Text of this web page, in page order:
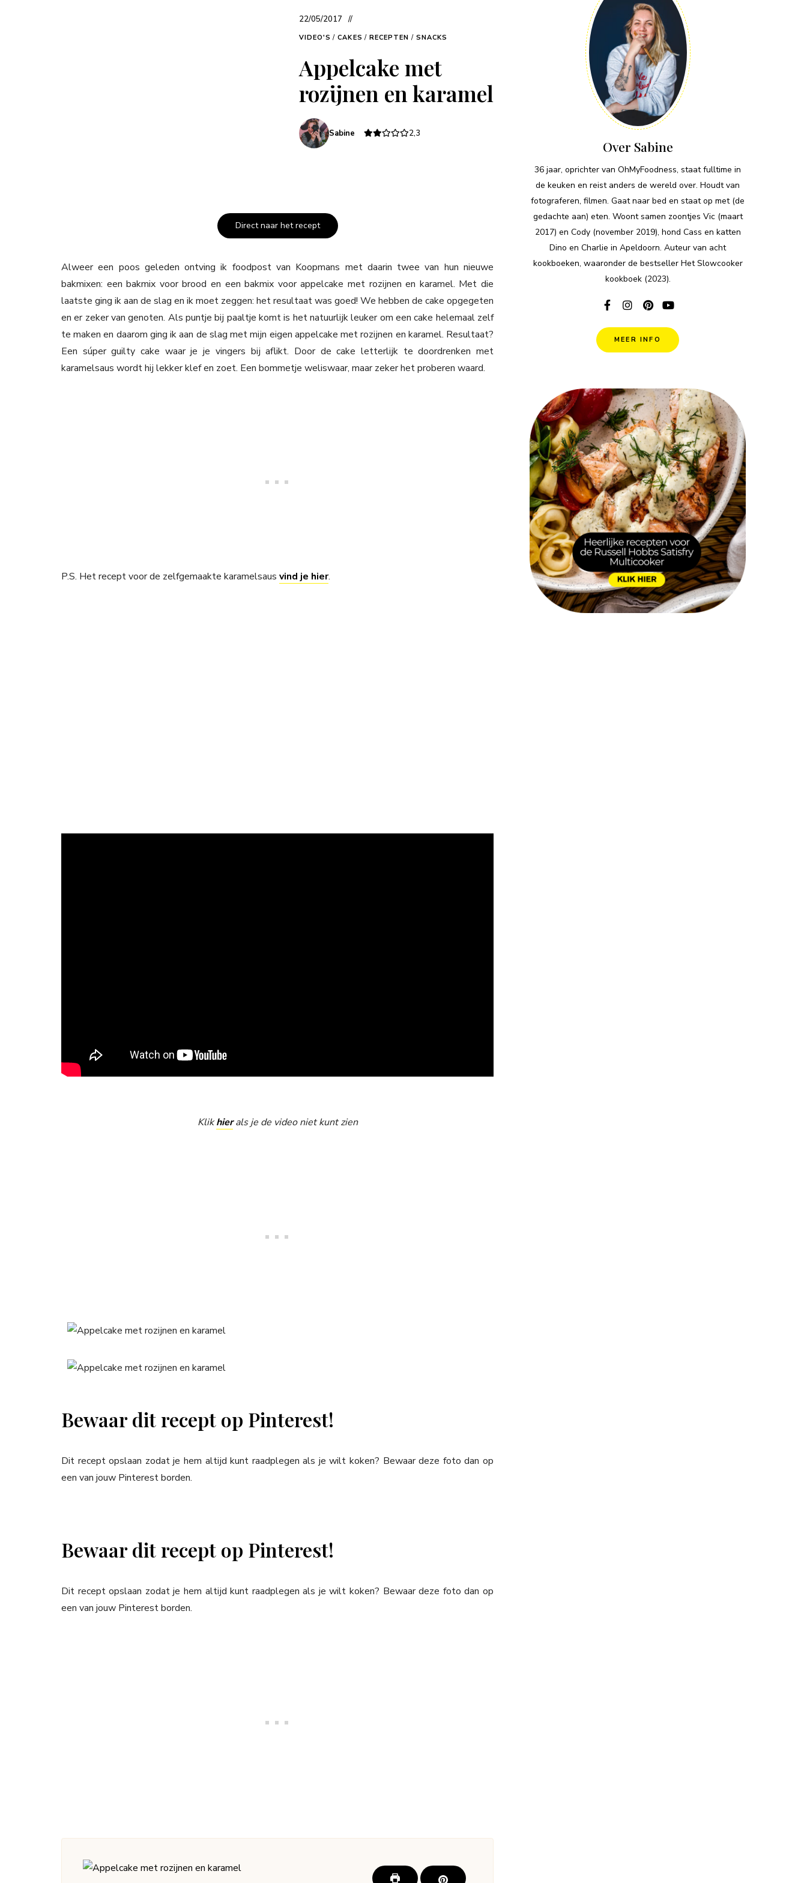
22/05/2017
VIDEO'S / CAKES / RECEPTEN / SNACKS
Appelcake met
rozijnen en karamel
Sabine 2,3
Direct naar het recept
Alweer een poos geleden ontving ik foodpost van Koopmans met daarin twee van hun nieuwe
bakmixen: een bakmix voor brood en een bakmix voor appelcake met rozijnen en karamel. Met die
laatste ging ik aan de slag en ik moet zeggen: het resultaat was goed! We hebben de cake opgegeten
en er zeker van genoten. Als puntje bij paaltje komt is het natuurlijk leuker om een cake helemaal zelf
te maken en daarom ging ik aan de slag met mijn eigen appelcake met rozijnen en karamel. Resultaat?
Een súper guilty cake waar je je vingers bij aflikt. Door de cake letterlijk te doordrenken met
karamelsaus wordt hij lekker klef en zoet. Een bommetje weliswaar, maar zeker het proberen waard.
P.S. Het recept voor de zelfgemaakte karamelsaus vind je hier.
Klikhierals je de video niet kunt zien
Bewaar dit recept op Pinterest!
Dit recept opslaan zodat je hem altijd kunt raadplegen als je wilt koken? Bewaar deze foto dan op
een van jouw Pinterest borden.
Bewaar dit recept op Pinterest!
Dit recept opslaan zodat je hem altijd kunt raadplegen als je wilt koken? Bewaar deze foto dan op
een van jouw Pinterest borden.
Over Sabine
36 jaar, oprichter van OhMyFoodness, staat fulltime in
de keuken en reist anders de wereld over. Houdt van
fotograferen, filmen. Gaat naar bed en staat op met (de
gedachte aan) eten. Woont samen zoontjes Vic (maart
2017) en Cody (november 2019), hond Cass en katten
Dino en Charlie in Apeldoorn. Auteur van acht
kookboeken, waaronder de bestseller Het Slowcooker
kookboek (2023).
MEER INFO